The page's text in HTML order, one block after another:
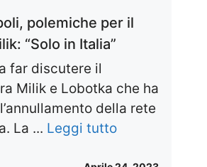
polemiche per il
“Solo in Italia”
far discutere il
Milik e Lobotka che ha
della rete
La ... Leggi tutto